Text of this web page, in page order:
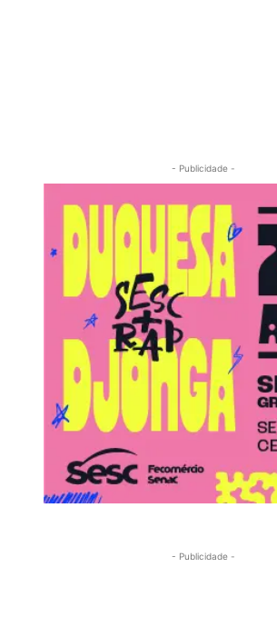
- Publicidade -
- Publicidade -